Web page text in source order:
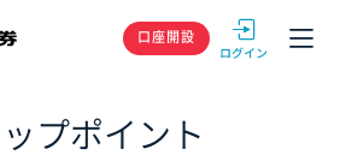
GMOクリック
口座開設
プポイント